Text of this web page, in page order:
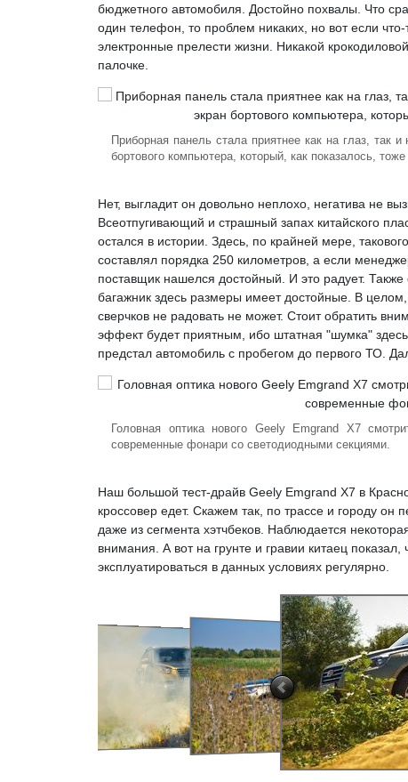
бюджетного автомобиля. Достойно похвалы. Что
один телефон, то проблем никаких, но вот если
электронные прелести жизни. Никакой
палочке.
Приборная панель стала приятнее как на глаз, так
бортового компьютера, который, как показалось,
Нет, выгладит он довольно неплохо, негатива не
Всеотпугивающий и страшный запах китайского
остался в истории. Здесь, по крайней мере,
составлял порядка 250 километров, а если
поставщик нашелся достойный. И это радует. Также
багажник здесь размеры имеет достойные. В целом,
сверчков не радовать не может. Стоит обратить
эффект будет приятным, ибо штатная "шумка"
предстал автомобиль с пробегом до первого ТО.
Головная оптика нового Geely Emgrand X7
современные фонари со светодиодными секциями.
Наш большой тест-драйв Geely Emgrand X7 в
кроссовер едет. Скажем так, по трассе и городу он
даже из сегмента хэтчбеков. Наблюдается
внимания. А вот на грунте и гравии китаец
эксплуатироваться в данных условиях регулярно.